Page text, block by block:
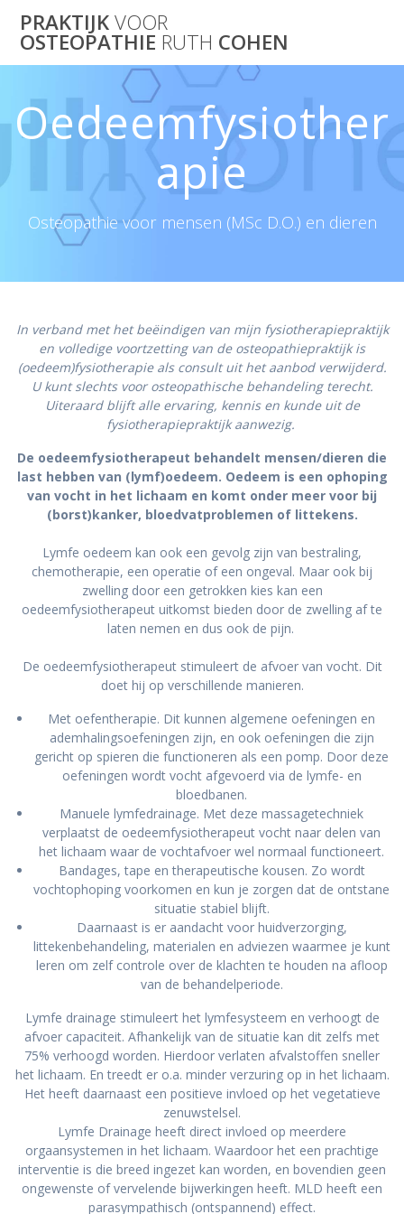
content
PRAKTIJKVOOR
OSTEOPATHIE RUTH COHEN
Oedeemfysiother
apie
Osteopathie voor mensen (MSc D.O.) en dieren
In verband met het beëindigen van mijn fysiotherapiepraktijk
en volledige voortzetting van de osteopathiepraktijk is
(oedeem)fysiotherapie als consult uit het aanbod verwijderd.
U kunt slechts voor osteopathische behandeling terecht.
Uiteraard blijft alle ervaring, kennis en kunde uit de
fysiotherapiepraktijk aanwezig.
De oedeemfysiotherapeut behandelt mensen/dieren die
last hebben van (lymf)oedeem. Oedeem is een ophoping
van vocht in het lichaam en komt onder meer voor bij
(borst)kanker, bloedvatproblemen of littekens.
Lymfe oedeem kan ook een gevolg zijn van bestraling,
chemotherapie, een operatie of een ongeval. Maar ook bij
zwelling door een getrokken kies kan een
oedeemfysiotherapeut uitkomst bieden door de zwelling af te
laten nemen en dus ook de pijn.
De oedeemfysiotherapeut stimuleert de afvoer van vocht. Dit
doet hij op verschillende manieren.
Met oefentherapie. Dit kunnen algemene oefeningen en
ademhalingsoefeningen zijn, en ook oefeningen die zijn
gericht op spieren die functioneren als een pomp. Door deze
oefeningen wordt vocht afgevoerd via de lymfe- en
bloedbanen.
Manuele lymfedrainage. Met deze massagetechniek
verplaatst de oedeemfysiotherapeut vocht naar delen van
het lichaam waar de vochtafvoer wel normaal functioneert.
Bandages, tape en therapeutische kousen. Zo wordt
vochtophoping voorkomen en kun je zorgen dat de ontstane
situatie stabiel blijft.
Daarnaast is er aandacht voor huidverzorging,
littekenbehandeling, materialen en adviezen waarmee je kunt
leren om zelf controle over de klachten te houden na afloop
van de behandelperiode.
Lymfe drainage stimuleert het lymfesysteem en verhoogt de
afvoer capaciteit. Afhankelijk van de situatie kan dit zelfs met
75% verhoogd worden. Hierdoor verlaten afvalstoffen sneller
het lichaam. En treedt er o.a. minder verzuring op in het lichaam.
Het heeft daarnaast een positieve invloed op het vegetatieve
zenuwstelsel.
Lymfe Drainage heeft direct invloed op meerdere
orgaansystemen in het lichaam. Waardoor het een prachtige
interventie is die breed ingezet kan worden, en bovendien geen
ongewenste of vervelende bijwerkingen heeft. MLD heeft een
parasympathisch (ontspannend) effect.